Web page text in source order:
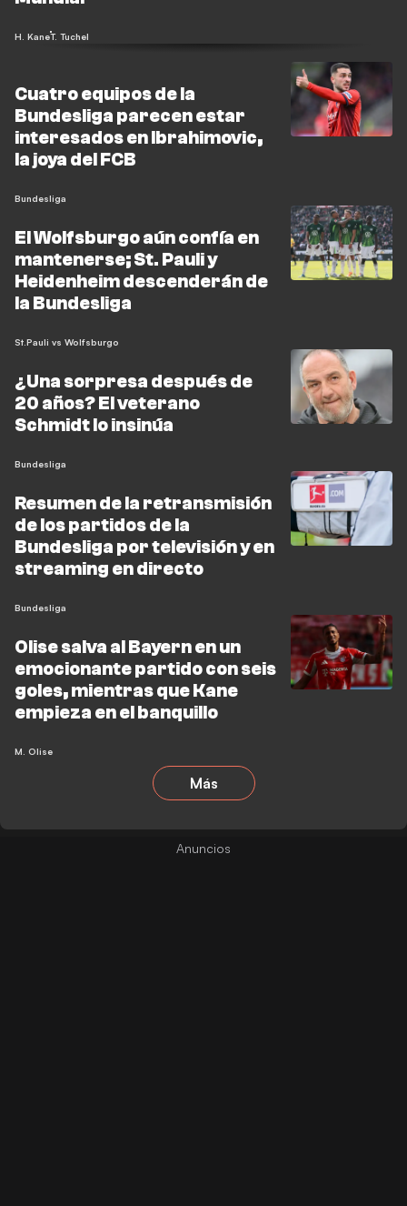
H. KaneT. Tuchel
Cuatro equipos de la
Bundesliga parecen estar
interesados en Ibrahimovic,
la joya del FCB
Bundesliga
El Wolfsburgo aún confía en
mantenerse; St. Pauli y
Heidenheim descenderán de
la Bundesliga
St.Pauli vs Wolfsburgo
¿Una sorpresa después de
20 años? El veterano
Schmidt lo insinúa
Bundesliga
Resumen de la retransmisión
de los partidos de la
Bundesliga por televisión y en
streaming en directo
Bundesliga
Olise salva al Bayern en un
emocionante partido con seis
goles, mientras que Kane
empieza en el banquillo
M. Olise
Más